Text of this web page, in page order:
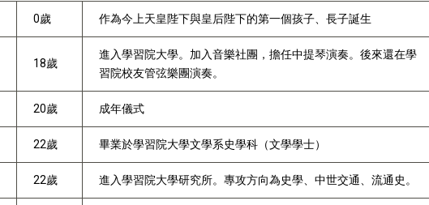
0歲 作為今上天皇陛下與皇后陛下的第一個孩子、長子誕生
18歲
進入學習院大學。加入音樂社團，擔任中提琴演奏。後來還在學
習院校友管弦樂團演奏。
20歲 成年儀式
22歲 畢業於學習院大學文學系史學科（文學學士）
22歲 進入學習院大學研究所。專攻方向為史學、中世交通、流通史。